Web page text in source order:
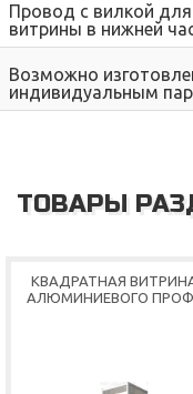
Провод с вилкой
витрины в нижней
Возможно
индивидуальным
ТОВАРЫ
КВАДРАТНАЯ
АЛЮМИНИЕВОГО